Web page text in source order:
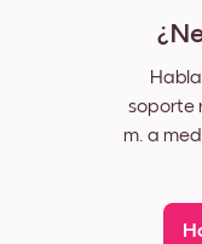
soporte
m. a